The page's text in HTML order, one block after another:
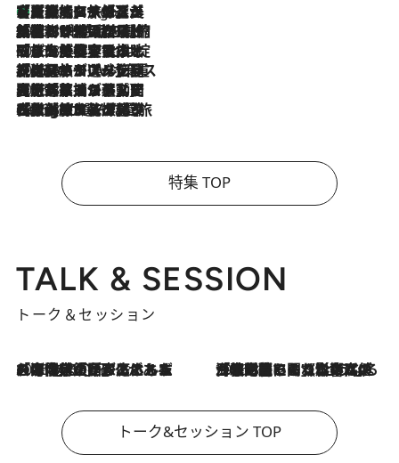
7 Hours Ago
【厳選旅コスメ】「多機能アイテムがメイン！」旅好き美容エディターが選んだ夏旅ベストコスメを発表【Mサイズジップ】
2026.8.6
「荷物が増えるほど旅ストレスは増す」美容ジャーナリストがたどり着いた最終結論。“化粧品を劇的に減らす”感動の凝縮美容とは
2026.8.6
「旅先には金髪ウィッグを持参」日本と同じメイクでは損してる!? 美容ジャーナリストが提案する“掟破りの旅美容”とは
2026.8.6
【厳選旅コスメ】「身軽さ＆UV対策重視！」ヘアアーティストshucoが選んだ夏旅ベストコスメを発表【Mサイズジップ】
2026.8.5
【厳選旅コスメ】国内をあちこち移動する河井菜摘が選んだ夏旅ベストコスメ発表！「リラックスアイテムはマスト」【Mサイズジップ】
2026.8.4
【厳選旅コスメ】「紫外線＆乾燥対策しながらメイク感も！」ヘア＆メイクGeorgeが選んだ夏旅ベストコスメを発表！【Mサイズジップ】
特集 TOP
TALK & SESSION
トーク＆セッション
2026.8.3
「今後値上げがあるとすれば…」「リスクがあるのは今年の冬」エネルギー専門家が語る、ホルムズ海峡封鎖が家庭にもたらす“ある心配” 2026.8.3
「住宅建てられない…」「サーチャージ料の高値が続いている」ホルムズ海峡封鎖による影響はいつまで続く？《エネルギー専門家に聞く“どうなる日本の暮らし”》
トーク&セッション TOP